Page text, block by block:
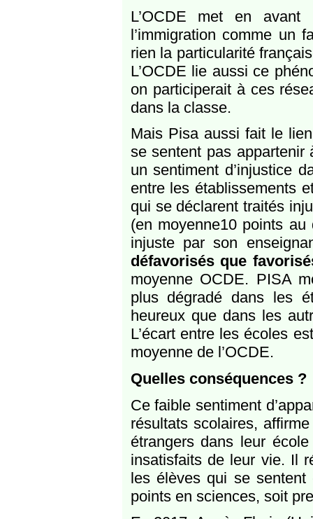
L’OCDE met en avant
l’immigration comme un
rien la particularité
L’OCDE lie aussi ce
on participerait à ces
dans la classe.
Mais Pisa aussi fait le
se sentent pas
un sentiment d’injustice
entre les établissements
qui se déclarent traités
(en moyenne10 points
injuste par son
défavorisés que
moyenne OCDE. PISA
plus dégradé dans les
heureux que dans les
L’écart entre les écoles
moyenne de l’OCDE.
Quelles conséquences ?
Ce faible sentiment
résultats scolaires,
étrangers dans leur
insatisfaits de leur vie. Il
les élèves qui se
points en sciences, soit